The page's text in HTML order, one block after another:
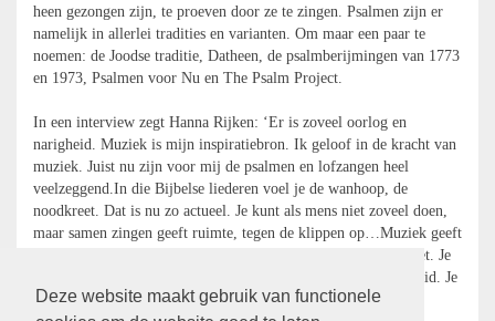
Deze website maakt gebruik van functionele
heen gezongen zijn, te proeven door ze te zingen. Psalmen zijn er
namelijk in allerlei tradities en varianten. Om maar een paar te
noemen: de Joodse traditie, Datheen, de psalmberijmingen van 1773
en 1973, Psalmen voor Nu en The Psalm Project.
In een interview zegt Hanna Rijken: ‘Er is zoveel oorlog en
narigheid. Muziek is mijn inspiratiebron. Ik geloof in de kracht van
muziek. Juist nu zijn voor mij de psalmen en lofzangen heel
veelzeggend.In die Bijbelse liederen voel je de wanhoop, de
noodkreet. Dat is nu zo actueel. Je kunt als mens niet zoveel doen,
maar samen zingen geeft ruimte, tegen de klippen op…Muziek geeft
vleugels waardoor de ziel opstijgt, zonder vleugels gaat dat niet. Je
wordt uitgetild boven de hectiek van de dagelijkse werkelijkheid. Je
ontstijgt alle spanning en ellende. Dat is een heel bevrijdend